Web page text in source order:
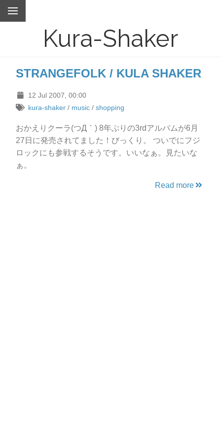
Kura-Shaker
STRANGEFOLK / KULA SHAKER
12 Jul 2007, 00:00
kura-shaker/ music/ shopping
おかえりクーラ(つД｀) 8年ぶりの3rdアルバムが6月
27日に発売されてました！びっくり。 ついでにフジ
ロックにも参戦するそうです。いいなぁ。見たいな
ぁ。
Read more